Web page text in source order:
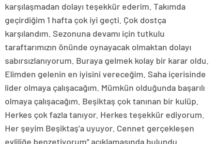
karşılaşmadan dolayı teşekkür ederim. Takımda
geçirdiğim 1 hafta çok iyi geçti. Çok dostça
karşılandım. Sezonuna devamı için tutkulu
taraftarımızın önünde oynayacak olmaktan dolayı
sabırsızlanıyorum. Buraya gelmek kolay bir karar oldu.
Elimden gelenin en iyisini vereceğim. Saha içerisinde
lider olmaya çalışacağım. Mümkün olduğunda başarılı
olmaya çalışacağım. Beşiktaş çok tanınan bir kulüp.
Herkes çok fazla tanıyor. Herkes teşekkür ediyorum.
Her şeyim Beşiktaş’a uyuyor. Cennet gerçekleşen
evliliğe benzetiyorum” açıklamasında bulundu.